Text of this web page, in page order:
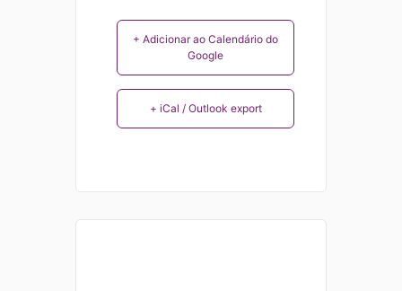
+ Adicionar ao Calendário do
Google
+ iCal / Outlook export